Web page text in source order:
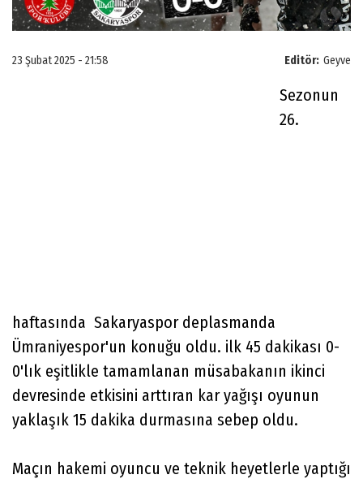
Editör: Geyve
23 Şubat 2025 - 21:58
Sezonun
26.
haftasında Sakaryaspor deplasmanda
Ümraniyespor'un konuğu oldu. ilk 45 dakikası 0-
0'lık eşitlikle tamamlanan müsabakanın ikinci
devresinde etkisini arttıran kar yağışı oyunun
yaklaşık 15 dakika durmasına sebep oldu.
Maçın hakemi oyuncu ve teknik heyetlerle yaptığı